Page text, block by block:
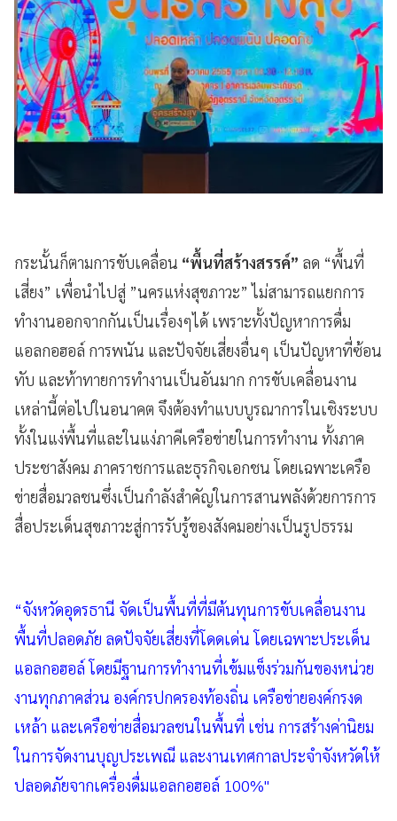
กระนั้นก็ตามการขับเคลื่อน “พื้นที่สร้างสรรค์” ลด “พื้นที่
เสี่ยง” เพื่อนำไปสู่ ”นครแห่งสุขภาวะ” ไม่สามารถแยกการ
ทำงานออกจากกันเป็นเรื่องๆได้ เพราะทั้งปัญหาการดื่ม
แอลกอฮอล์ การพนัน และปัจจัยเสี่ยงอื่นๆ เป็นปัญหาที่ซ้อน
ทับ และท้าทายการทำงานเป็นอันมาก การขับเคลื่อนงาน
เหล่านี้ต่อไปในอนาคต จึงต้องทำแบบบูรณาการในเชิงระบบ
ทั้งในแง่พื้นที่และในแง่ภาคีเครือข่ายในการทำงาน ทั้งภาค
ประชาสังคม ภาคราชการและธุรกิจเอกชน โดยเฉพาะเครือ
ข่ายสื่อมวลชนซึ่งเป็นกำลังสำคัญในการสานพลังด้วยการการ
สื่อประเด็นสุขภาวะสู่การรับรู้ของสังคมอย่างเป็นรูปธรรม
“จังหวัดอุดรธานี จัดเป็นพื้นที่ที่มีต้นทุนการขับเคลื่อนงาน
พื้นที่ปลอดภัย ลดปัจจัยเสี่ยงที่โดดเด่น โดยเฉพาะประเด็น
แอลกอฮอล์ โดยมีฐานการทำงานที่เข้มแข็งร่วมกันของหน่วย
งานทุกภาคส่วน องค์กรปกครองท้องถิ่น เครือข่ายองค์กรงด
เหล้า และเครือข่ายสื่อมวลชนในพื้นที่ เช่น การสร้างค่านิยม
ในการจัดงานบุญประเพณี และงานเทศกาลประจำจังหวัดให้
ปลอดภัยจากเครื่องดื่มแอลกอฮอล์ 100%"